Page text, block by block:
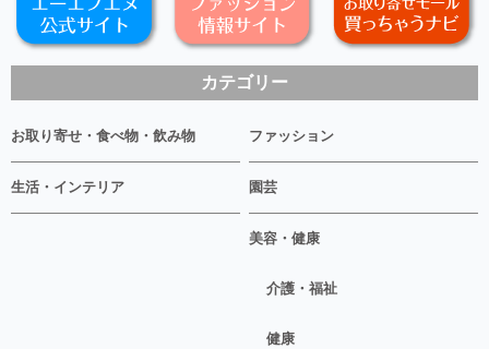
カテゴリー
お取り寄せ・食べ物・飲み物 ファッション
生活・インテリア 園芸
美容・健康
介護・福祉
健康